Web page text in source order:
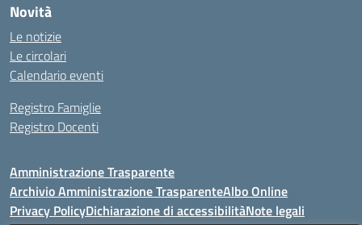
Novità
Le notizie
Le circolari
Calendario eventi
Registro Famiglie
Registro Docenti
Amministrazione Trasparente
Archivio Amministrazione TrasparenteAlbo Online
Privacy PolicyDichiarazione di accessibilitàNote legali